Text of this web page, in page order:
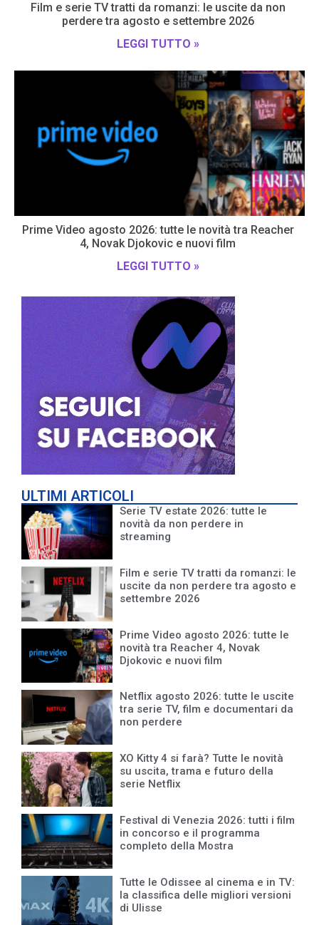
Film e serie TV tratti da romanzi: le uscite da non
perdere tra agosto e settembre 2026
LEGGI TUTTO »
Prime Video agosto 2026: tutte le novità tra Reacher
4, Novak Djokovic e nuovi film
LEGGI TUTTO »
ULTIMI ARTICOLI
Serie TV estate 2026: tutte le
novità da non perdere in
streaming
Film e serie TV tratti da romanzi: le
uscite da non perdere tra agosto e
settembre 2026
Prime Video agosto 2026: tutte le
novità tra Reacher 4, Novak
Djokovic e nuovi film
Netflix agosto 2026: tutte le uscite
tra serie TV, film e documentari da
non perdere
XO Kitty 4 si farà? Tutte le novità
su uscita, trama e futuro della
serie Netflix
Festival di Venezia 2026: tutti i film
in concorso e il programma
completo della Mostra
Tutte le Odissee al cinema e in TV:
la classifica delle migliori versioni
di Ulisse